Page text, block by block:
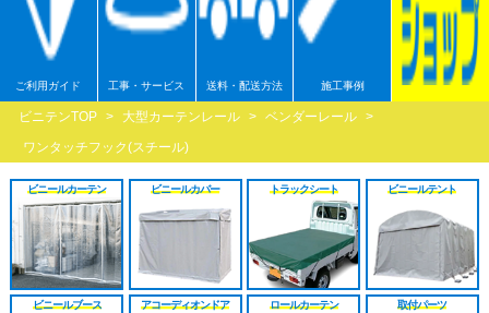
ご利用ガイド 工事・サービス 送料・配送方法 施工事例
ビニテンTOP > 大型カーテンレール > ベンダーレール
>
ワンタッチフック(スチール)
ビニールカーテン ビニールカバー トラックシート ビニールテント
ビニールブース アコーディオンドア ロールカーテン 取付パーツ
耐熱ビニールカーテン
溶接遮光ビニールカ
戻る
ターポリン電動ロー
不燃ターポリン電動
戻る
大型カーテンレール D40ステンレス製
D40隙間シートレール
HGレール
ベンダーレール
その他部品関連
間仕切ポール
カバー
戻る
シート
戻る
原反カット販売
不燃ターポリン原反
耐熱シート原反・カ
のれんカーテン原反
のれんカーテン可動
戻る
戻る
お支払い方法
大口割引
無料見積り
施工工事見積り
パートナー募集
戻る